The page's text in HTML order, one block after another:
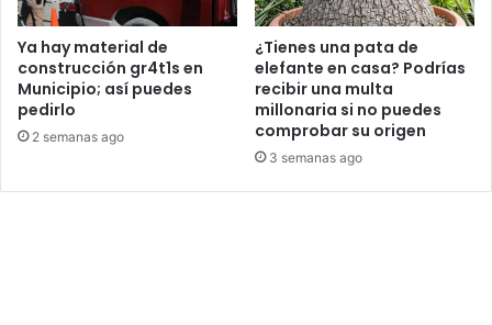
Ya hay material de
construcción gr4t1s en
Municipio; así puedes
pedirlo
2 semanas ago
¿Tienes una pata de
elefante en casa? Podrías
recibir una multa
millonaria si no puedes
comprobar su origen
3 semanas ago